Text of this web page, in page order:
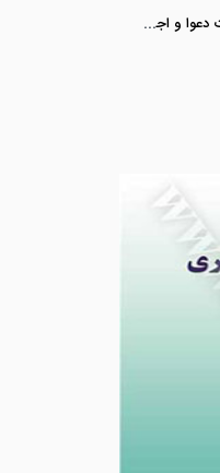
آیین دادرسی کیفری جلد 3 « ادله اثبات دعوا و اجرای احکام کیفری»